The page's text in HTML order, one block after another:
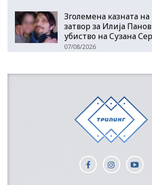
Зголемена казната
затвор за Илија
убиство на Сузана
07/08/2026